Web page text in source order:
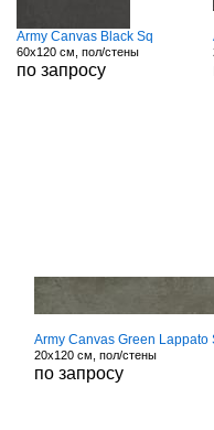
Army Canvas Black Sq
60x120 см, пол/стены
по запросу
Army Canvas Green Lappato
20x120 см, пол/стены
по запросу